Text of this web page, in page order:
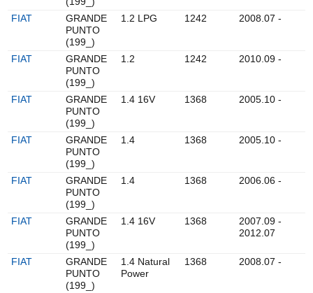
FIAT
GRANDE
PUNTO
(199_)
1.2 LPG 1242 2008.07 -
FIAT
GRANDE
PUNTO
(199_)
1.2 1242 2010.09 -
FIAT
GRANDE
PUNTO
(199_)
1.4 16V 1368 2005.10 -
FIAT
GRANDE
PUNTO
(199_)
1.4 1368 2005.10 -
FIAT
GRANDE
PUNTO
(199_)
1.4 1368 2006.06 -
FIAT
GRANDE
PUNTO
(199_)
1.4 16V 1368
2007.09 -
2012.07
FIAT
GRANDE
PUNTO
(199_)
1.4 Natural
Power
1368 2008.07 -